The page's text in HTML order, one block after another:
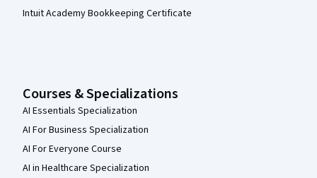
Intuit Academy Bookkeeping Certificate
Courses & Specializations
AI Essentials Specialization
AI For Business Specialization
AI For Everyone Course
AI in Healthcare Specialization